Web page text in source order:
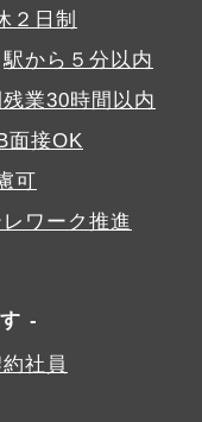
２日制
駅から５分以内
残業30時間以内
面接OK
可
レワーク推進
社員